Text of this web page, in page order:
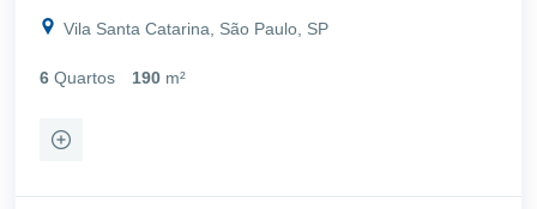
Vila Santa Catarina, São Paulo, SP
6 Quartos 190 m²